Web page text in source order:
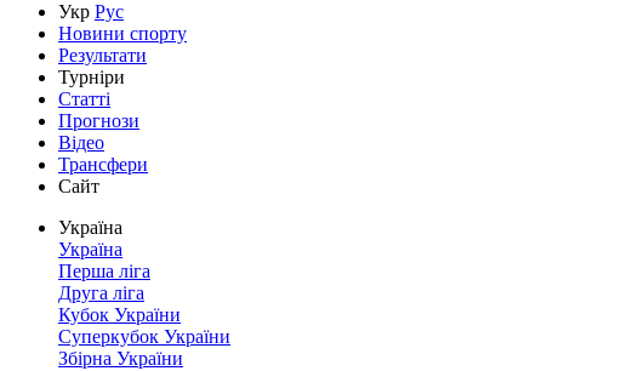
Укр Рус
Новини спорту
Результати
Турніри
Статті
Прогнози
Відео
Трансфери
Сайт
Україна
Україна
Перша ліга
Друга ліга
Кубок України
Суперкубок України
Збірна України